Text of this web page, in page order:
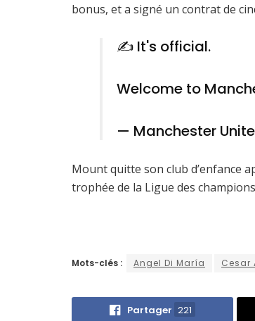
bonus, et a signé un contrat de
✍️ It's official.
Welcome to
— Manchester
Mount quitte son club d’enfance
trophée de la Ligue des
Mots-clés : Angel Di María Cesar
Partager 221